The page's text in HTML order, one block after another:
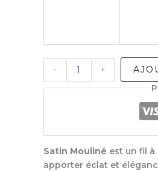
-
quantité
DMC
-
Satin
+
Satin Mouliné est un fil
apporter éclat et